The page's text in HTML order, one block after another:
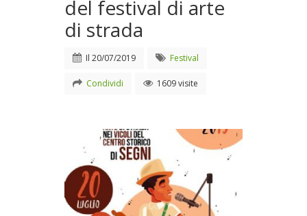
del festival di arte
di strada
Il 20/07/2019 Festival
Condividi 1609 visite